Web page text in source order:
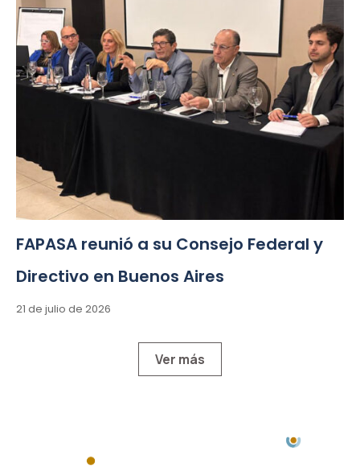
FAPASA reunió a su Consejo Federal y
Directivo en Buenos Aires
21 de julio de 2026
Ver más